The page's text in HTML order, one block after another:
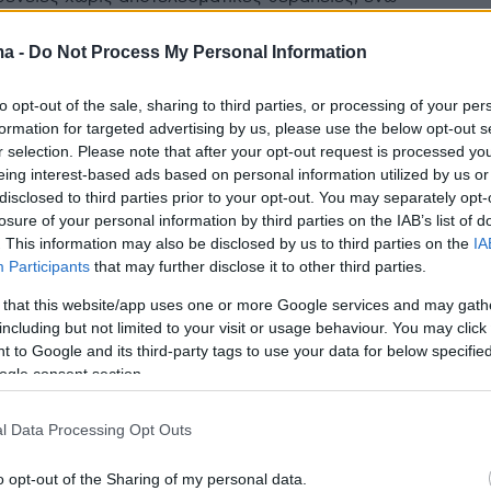
- Do Not Process My Personal Information
opt-out of the sale, sharing to third parties, or processing of your
for targeted advertising by us, please use the below opt-out
selection. Please note that after your opt-out request is processed
interest-based ads based on personal information utilized by us
to third parties prior to your opt-out. You may separately
of your personal information by third parties on the IAB’s list of
This information may also be disclosed by us to third parties on the
Participants that may further disclose it to other third parties.
that this website/app uses one or more Google services and may
but not limited to your visit or usage behaviour. You may
to Google and its third-party tags to use your data for below
consent section.
Data Processing Opt Outs
opt-out of the Sharing of my personal data.
δοκιμή φάσης 1
εμβολίου για
με καρκίνο νεφρών
έπειτα από χειρουργική επέμβαση για
σύστημα να αναγνωρίζει και να εξαλείφει τυχόν
καρκινικά κύτταρα
εξατομικευμένο
για ασθενείς με καρκίνο των